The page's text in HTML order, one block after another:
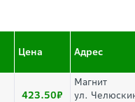
Цена Адрес
423.50
Магнит
ул.